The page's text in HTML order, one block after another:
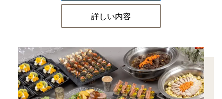
詳しい内容